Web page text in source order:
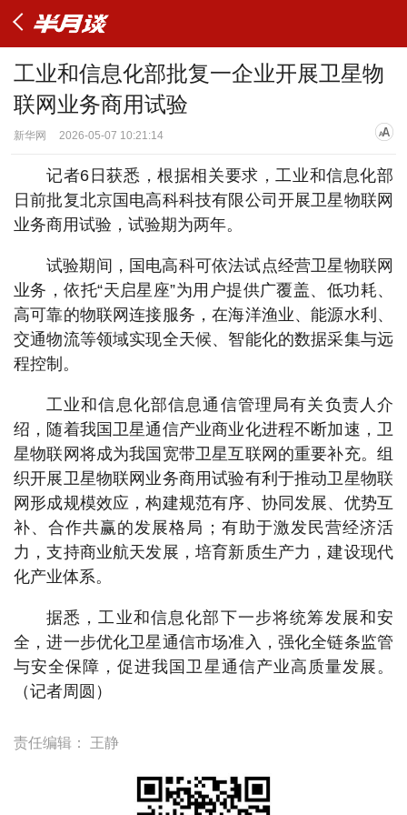
工业和信息化部批复一企业开展卫星物
联网业务商用试验
新华网 2026-05-07 10:21:14
记者6日获悉，根据相关要求，工业和信息化部
日前批复北京国电高科科技有限公司开展卫星物联网
业务商用试验，试验期为两年。
试验期间，国电高科可依法试点经营卫星物联网
业务，依托“天启星座”为用户提供广覆盖、低功耗、
高可靠的物联网连接服务，在海洋渔业、能源水利、
交通物流等领域实现全天候、智能化的数据采集与远
程控制。
工业和信息化部信息通信管理局有关负责人介
绍，随着我国卫星通信产业商业化进程不断加速，卫
星物联网将成为我国宽带卫星互联网的重要补充。组
织开展卫星物联网业务商用试验有利于推动卫星物联
网形成规模效应，构建规范有序、协同发展、优势互
补、合作共赢的发展格局；有助于激发民营经济活
力，支持商业航天发展，培育新质生产力，建设现代
化产业体系。
据悉，工业和信息化部下一步将统筹发展和安
全，进一步优化卫星通信市场准入，强化全链条监管
与安全保障，促进我国卫星通信产业高质量发展。
（记者周圆）
责任编辑： 王静